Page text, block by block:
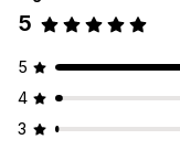
5
5
4
3